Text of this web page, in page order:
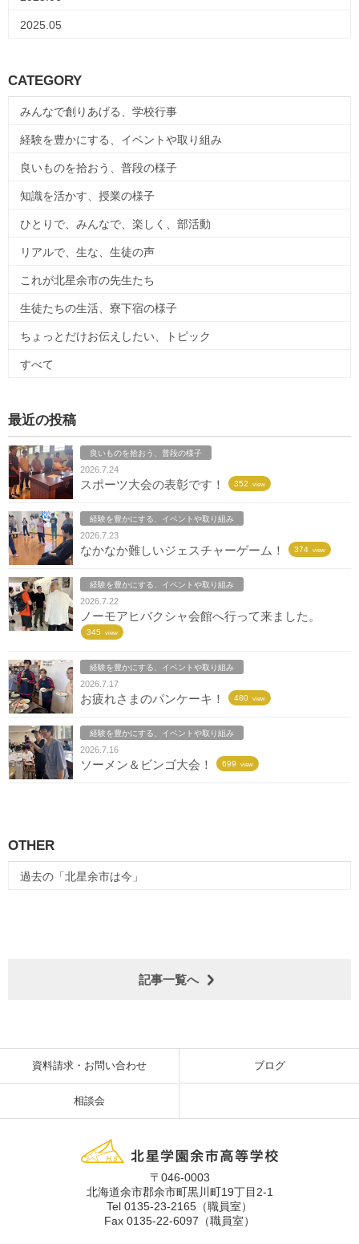
2025.05
CATEGORY
みんなで創りあげる、学校行事
経験を豊かにする、イベントや取り組み
良いものを拾おう、普段の様子
知識を活かす、授業の様子
ひとりで、みんなで、楽しく、部活動
リアルで、生な、生徒の声
これが北星余市の先生たち
生徒たちの生活、寮下宿の様子
ちょっとだけお伝えしたい、トピック
すべて
最近の投稿
良いものを拾おう、普段の様子
2026.7.24
スポーツ大会の表彰です！ 352 view
経験を豊かにする、イベントや取り組み
2026.7.23
なかなか難しいジェスチャーゲーム！ 374 view
経験を豊かにする、イベントや取り組み
2026.7.22
ノーモアヒバクシャ会館へ行って来ました。
345 view
経験を豊かにする、イベントや取り組み
2026.7.17
お疲れさまのパンケーキ！ 480 view
経験を豊かにする、イベントや取り組み
2026.7.16
ソーメン＆ビンゴ大会！ 699 view
OTHER
過去の「北星余市は今」
記事一覧へ
資料請求・お問い合わせ ブログ
相談会
〒046-0003
北海道余市郡余市町黒川町19丁目2-1
Tel 0135-23-2165（職員室）
Fax 0135-22-6097（職員室）